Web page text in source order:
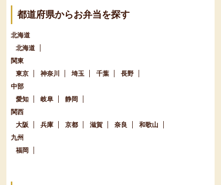
都道府県からお弁当を探す
北海道
北海道
関東
東京
神奈川 埼玉 千葉
長野
中部
愛知
岐阜
静岡
関西
大阪
兵庫 京都 滋賀 奈良
和歌山
九州
福岡